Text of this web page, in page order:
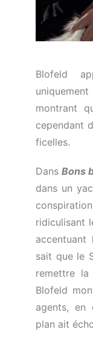
Blofeld
montrant
cependant
ficelles.
DansBons
dans un
ridiculisant
sait que le
remettre
Blofeld
agents, en
plan ait